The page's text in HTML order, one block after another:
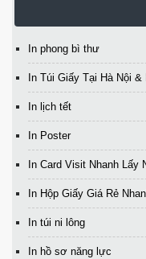
In phong bì thư
In Túi Giấy Tại Hà Nội
In lịch tết
In Poster
In Card Visit Nhanh Lấy
In Hộp Giấy Giá Rẻ
In túi ni lông
In hồ sơ năng lực